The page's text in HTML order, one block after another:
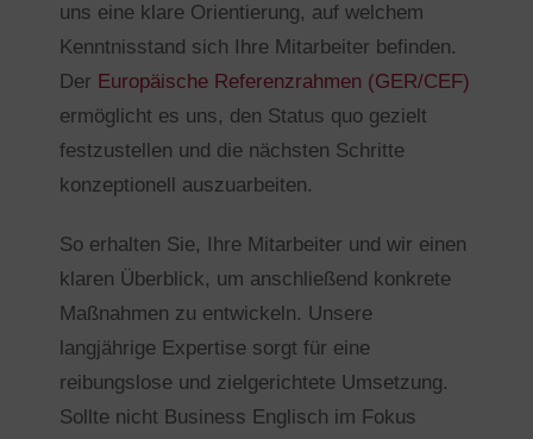
uns eine klare Orientierung, auf welchem
Kenntnisstand sich Ihre Mitarbeiter befinden.
Der Europäische Referenzrahmen (GER/CEF)
ermöglicht es uns, den Status quo gezielt
festzustellen und die nächsten Schritte
konzeptionell auszuarbeiten.
So erhalten Sie, Ihre Mitarbeiter und wir einen
klaren Überblick, um anschließend konkrete
Maßnahmen zu entwickeln. Unsere
langjährige Expertise sorgt für eine
reibungslose und zielgerichtete Umsetzung.
Sollte nicht Business Englisch im Fokus